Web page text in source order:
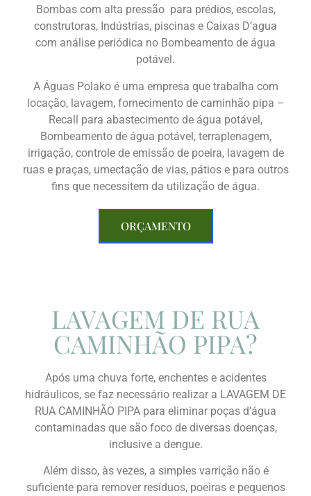
Bombas com alta pressão para prédios, escolas,
construtoras, Indústrias, piscinas e Caixas D’agua
com análise periódica no Bombeamento de água
potável.
A Águas Polako é uma empresa que trabalha com
locação, lavagem, fornecimento de caminhão pipa –
Recall para abastecimento de água potável,
Bombeamento de água potável, terraplenagem,
irrigação, controle de emissão de poeira, lavagem de
ruas e praças, umectação de vias, pátios e para outros
fins que necessitem da utilização de água.
ORÇAMENTO
LAVAGEM DE RUA
CAMINHÃO PIPA?
Após uma chuva forte, enchentes e acidentes
hidráulicos, se faz necessário realizar a LAVAGEM DE
RUA CAMINHÃO PIPA para eliminar poças d’água
contaminadas que são foco de diversas doenças,
inclusive a dengue.
Além disso, às vezes, a simples varrição não é
suficiente para remover resíduos, poeiras e pequenos